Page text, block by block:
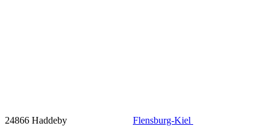
24866 Haddeby Flensburg-Kiel